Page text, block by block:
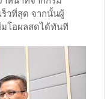
ร็วที่สุด จากนั้นผู้
มโอผลสดได้ทันที